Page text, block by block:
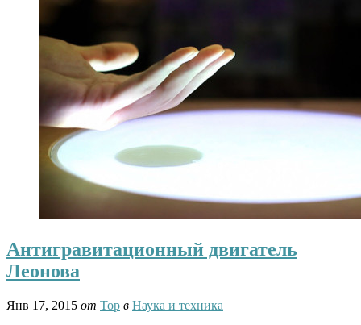
Антигравитационный двигатель
Леонова
Янв 17, 2015 от Тор в Наука и техника